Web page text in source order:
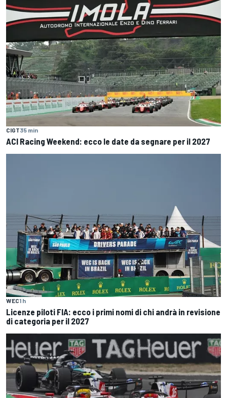
CIGT35 min
ACI Racing Weekend: ecco le date da segnare per il 2027
WEC1 h
Licenze piloti FIA: ecco i primi nomi di chi andrà in revisione
di categoria per il 2027